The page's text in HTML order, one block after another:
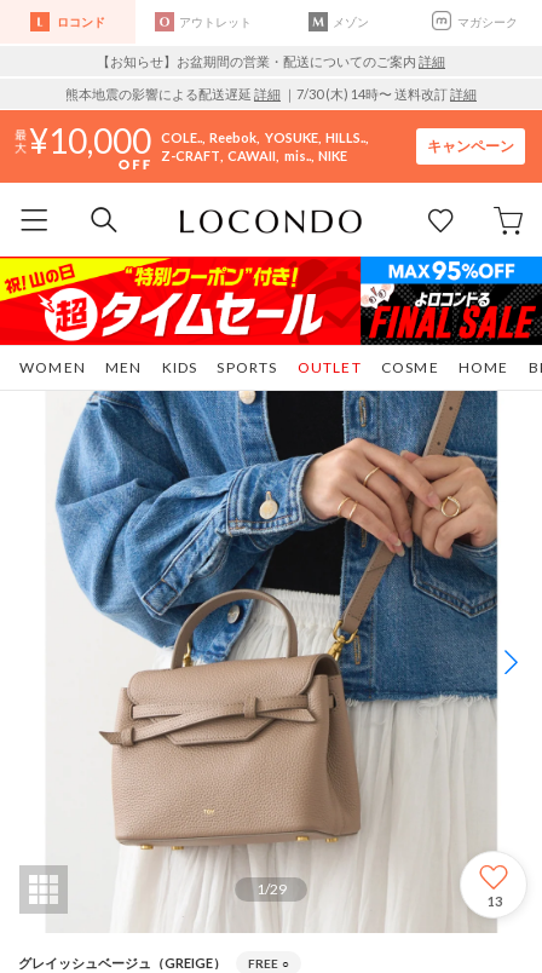
ロコンド アウトレット メゾン マガシーク
【お知らせ】お盆期間の営業・配送についてのご案内 詳細
熊本地震の影響による配送遅延 詳細 ｜7/30 (木) 14時〜 送料改訂詳細
10,000 COLE.. Reebok YOSUKE HILLS..
Z-CRAFT CAWAII mis.. NIKE
キャンペーン
WOMEN MEN KIDS SPORTS COSME HOME
OUTLET
1/29
13
グレイッシュベージュ（GREIGE） FREE ○